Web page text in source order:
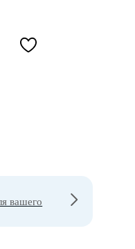
вашего